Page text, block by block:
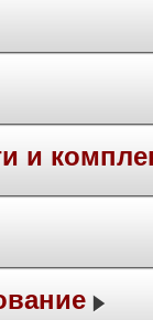
и